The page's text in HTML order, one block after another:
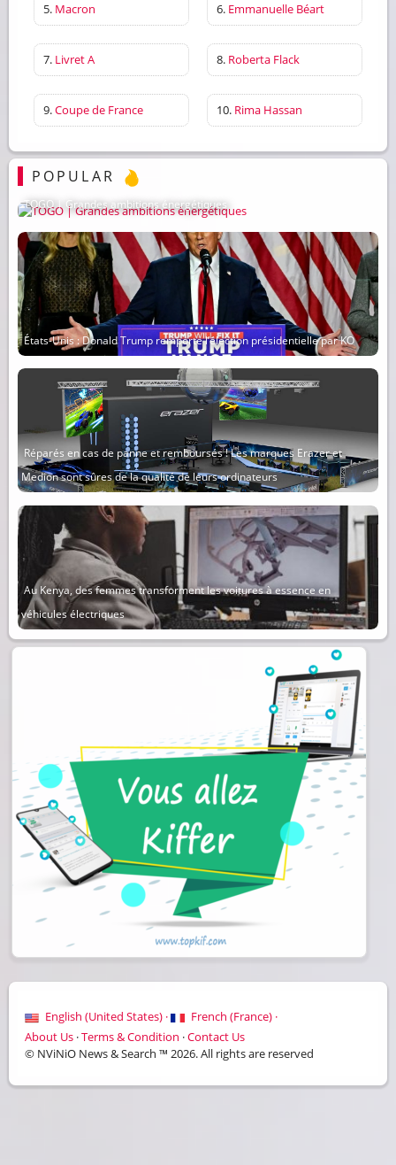
5. Macron 6. Emmanuelle Béart
7. Livret A 8. Roberta Flack
9.Coupe de France 10. Rima Hassan
POPULAR
TOGO | Grandes ambitions énergétiques
États-Unis : Donald Trump remporte l’élection présidentielle par KO
Réparés en cas de panne et remboursés ! Les marques Erazer et
Medion sont sûres de la qualité de leurs ordinateurs
Au Kenya, des femmes transforment les voitures à essence en
véhicules électriques
English (United States) ·
French (France) ·
About Us ·Terms & Condition ·Contact Us
© NViNiO News & Search ™ 2026. All rights are reserved